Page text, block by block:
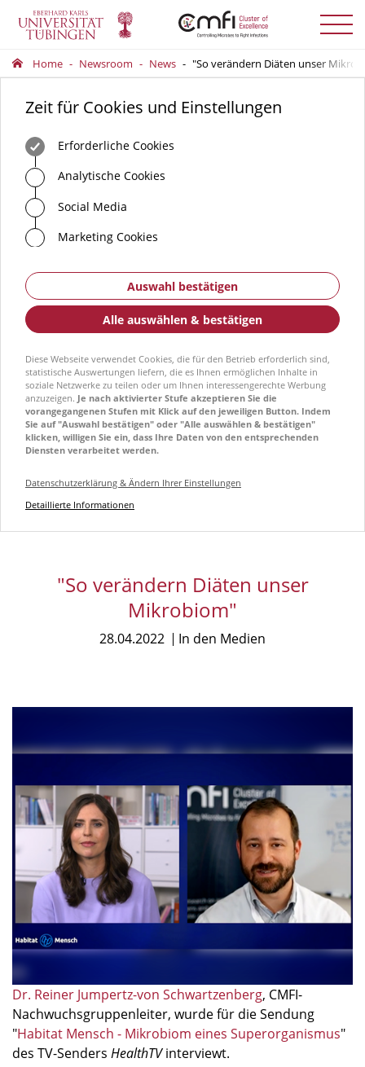
Menü
Home Newsroom News "So verändern Diäten unser
Zeit für Cookies und Einstellungen
Erforderliche Cookies
Analytische Cookies
Social Media
Marketing Cookies
Auswahl bestätigen
Alle auswählen & bestätigen
Diese Webseite verwendet Cookies, die für den Betrieb erforderlich sind,
statistische Auswertungen liefern, die es Ihnen ermöglichen Inhalte in
soziale Netzwerke zu teilen oder um Ihnen interessengerechte Werbung
anzuzeigen. Je nach aktivierter Stufe akzeptieren Sie die
vorangegangenen Stufen mit Klick auf den jeweiligen Button. Indem
Sie auf "Auswahl bestätigen" oder "Alle auswählen & bestätigen"
klicken, willigen Sie ein, dass Ihre Daten von den entsprechenden
Diensten verarbeitet werden.
Datenschutzerklärung & Ändern Ihrer Einstellungen
Detaillierte Informationen
"So verändern Diäten unser
Mikrobiom"
28.04.2022 In den Medien
Dr. Reiner Jumpertz-von Schwartzenberg, CMFI-
Nachwuchsgruppenleiter, wurde für die Sendung
"Habitat Mensch - Mikrobiom eines Superorganismus"
des TV-Senders HealthTVinterviewt.